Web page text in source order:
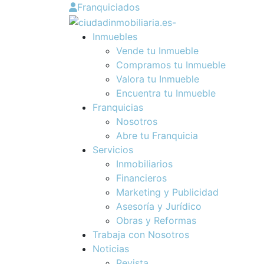
Franquiciados
Inmuebles
Vende tu Inmueble
Compramos tu Inmueble
Valora tu Inmueble
Encuentra tu Inmueble
Franquicias
Nosotros
Abre tu Franquicia
Servicios
Inmobiliarios
Financieros
Marketing y Publicidad
Asesoría y Jurídico
Obras y Reformas
Trabaja con Nosotros
Noticias